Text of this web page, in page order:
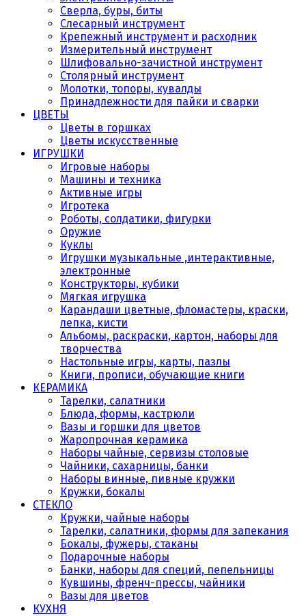
Сверла, буры, биты
Слесарный инструмент
Крепежный инструмент и расходник
Измерительный инструмент
Шлифовально-зачистной инструмент
Столярный инструмент
Молотки, топоры, кувалды
Принадлежности для пайки и сварки
ЦВЕТЫ
Цветы в горшках
Цветы искусственные
ИГРУШКИ
Игровые наборы
Машины и техника
Активные игры
Игротека
Роботы, солдатики, фигурки
Оружие
Куклы
Игрушки музыкальные ,интерактивные,
электронные
Конструкторы, кубики
Мягкая игрушка
Карандаши цветные, фломастеры, краски,
лепка, кисти
Альбомы, раскраски, картон, наборы для
творчества
Настольные игры, карты, пазлы
Книги, прописи, обучающие книги
КЕРАМИКА
Тарелки, салатники
Блюда, формы, кастрюли
Вазы и горшки для цветов
Жаропрочная керамика
Наборы чайные, сервизы столовые
Чайники, сахарницы, банки
Наборы винные, пивные кружки
Кружки, бокалы
СТЕКЛО
Кружки, чайные наборы
Тарелки, салатники, формы для запекания
Бокалы, фужеры, стаканы
Подарочные наборы
Банки, наборы для специй, пепельницы
Кувшины, френч-прессы, чайники
Вазы для цветов
КУХНЯ